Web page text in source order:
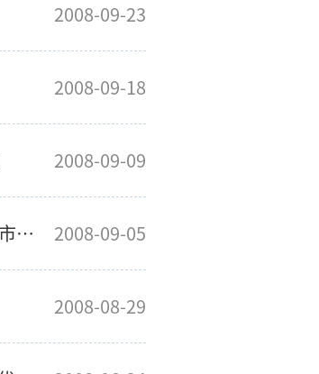
2008-09-23
2008-09-18
2008-09-09
关于组织全校师生员工积极投入共同争创全国文明城市行动的通知 2008-09-05
2008-08-29